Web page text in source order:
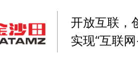
开放互联，
实现“互联